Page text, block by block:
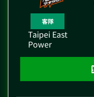
Taipei East
Power
客隊